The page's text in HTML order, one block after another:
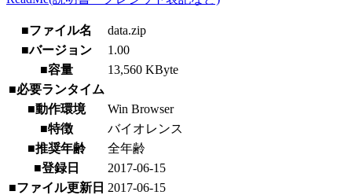
■ファイル名
data.zip
■バージョン
1.00
■容量
13,560 KByte
■必要ランタイム
■動作環境
Win Browser
■特徴
バイオレンス
■推奨年齢
全年齢
■登録日
2017-06-15
■ファイル更新日 2017-06-15